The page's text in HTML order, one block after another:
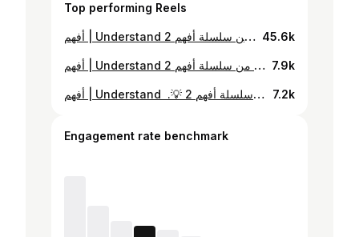
Top performing Reels
أفهم | Understand الحلقة الثانية من سلسلة أفهم 2 💡. Verbs Nouns Adjectives🤔 عطونا رأيكم في الحلقة 🤩! Sponsored by: @harvestlanguagecentre.ly T-shirt from : @fonso_store Shot by : @feras__sultan 45.6k
أفهم | Understand الحلقة الثالثة من سلسلة أفهم 2 💡. Have has had🥶 عطونا رأيكم في الحلقة 🤩! Sponsored by : @harvestlanguagecentre.ly T-shirt from : @fonso_store Shot by : @feras__sultan 7.9k
أفهم | Understand الحلقة الخامسة من سلسلة أفهم 2 💡. ‏Present, past, future 🕰️ تاق لصاحبك عشان يفهم !🤩 Sponsored by : @harvestlanguagecentre.ly T-shirt from : @fonso_store Shot by : @feras__sultan 7.2k
Engagement rate benchmark